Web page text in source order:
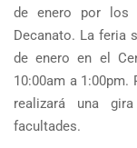
de enero por los
Decanato. La feria
de enero en el
10:00am a
realizará una
facultades.